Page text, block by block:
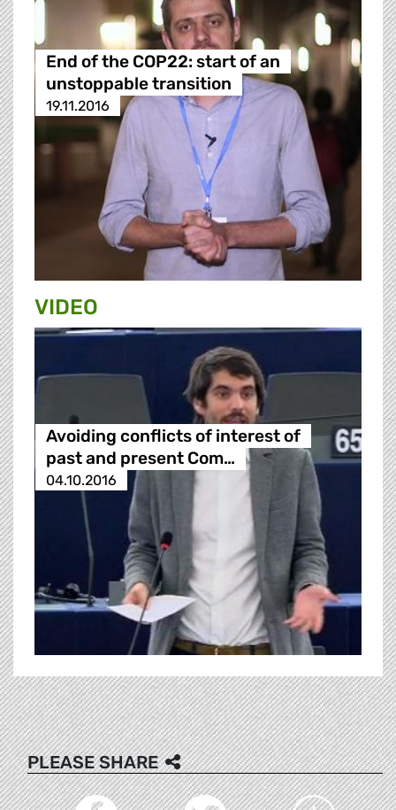
End of the COP22: start of an
unstoppable transition
19.11.2016
VIDEO
Avoiding conflicts of interest of
past and present Com…
04.10.2016
PLEASE SHARE